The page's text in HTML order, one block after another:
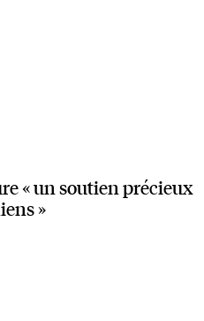
« un soutien précieux
»